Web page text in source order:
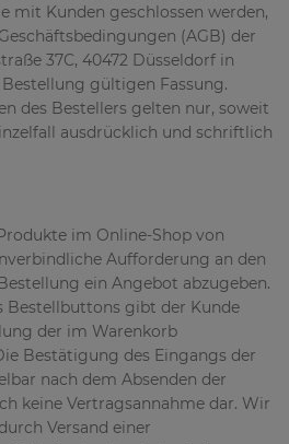
mit Kunden geschlossen werden,
(AGB) der
37C, 40472 Düsseldorf in
gültigen Fassung.
des Bestellers gelten nur, soweit
ausdrücklich und schriftlich
im Online-Shop von
Aufforderung an den
ein Angebot abzugeben.
Bestellbuttons gibt der Kunde
der im Warenkorb
Bestätigung des Eingangs der
nach dem Absenden der
keine Vertragsannahme dar. Wir
Versand einer